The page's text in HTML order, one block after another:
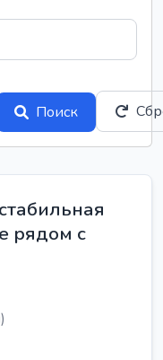
Поиск
рядом с